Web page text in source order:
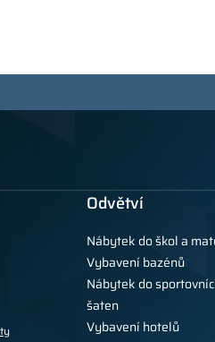
Odvětví
Nábytek do škol a
Vybavení bazénů
Nábytek do
šaten
Vybavení hotelů